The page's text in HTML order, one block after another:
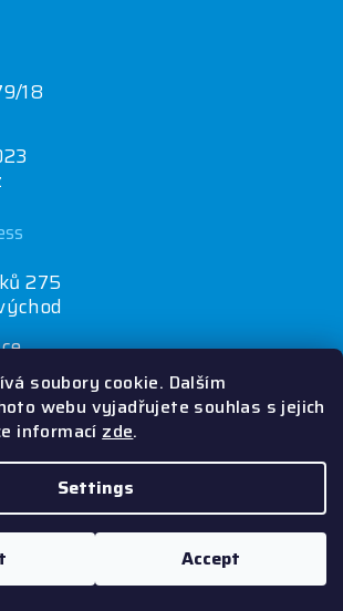
soubory cookie. Dalším
webu vyjadřujete souhlas s jejich
informacízde.
Settings
Accept
18
275
2026Inlab. All rights reserved.
by Shoptet&PekneWeby